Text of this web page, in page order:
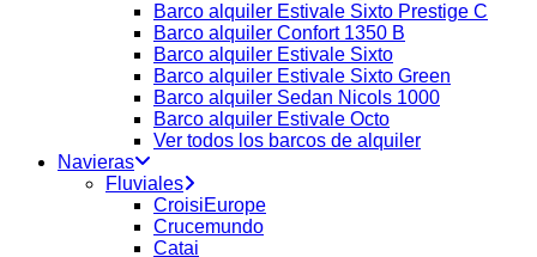
Barco alquiler Estivale Sixto Prestige C
Barco alquiler Confort 1350 B
Barco alquiler Estivale Sixto
Barco alquiler Estivale Sixto Green
Barco alquiler Sedan Nicols 1000
Barco alquiler Estivale Octo
Ver todos los barcos de alquiler
Navieras
Fluviales
CroisiEurope
Crucemundo
Catai